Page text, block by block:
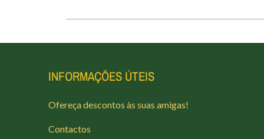
INFORMAÇÕES ÚTEIS
Ofereça descontos às suas amigas!
Contactos